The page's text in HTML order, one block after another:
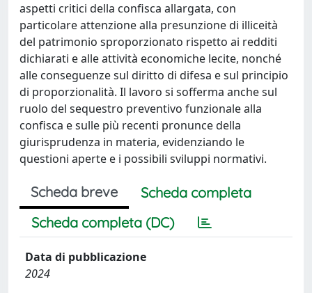
aspetti critici della confisca allargata, con
particolare attenzione alla presunzione di illiceità
del patrimonio sproporzionato rispetto ai redditi
dichiarati e alle attività economiche lecite, nonché
alle conseguenze sul diritto di difesa e sul principio
di proporzionalità. Il lavoro si sofferma anche sul
ruolo del sequestro preventivo funzionale alla
confisca e sulle più recenti pronunce della
giurisprudenza in materia, evidenziando le
questioni aperte e i possibili sviluppi normativi.
Scheda breve
Scheda completa
Scheda completa (DC)
Data di pubblicazione
2024